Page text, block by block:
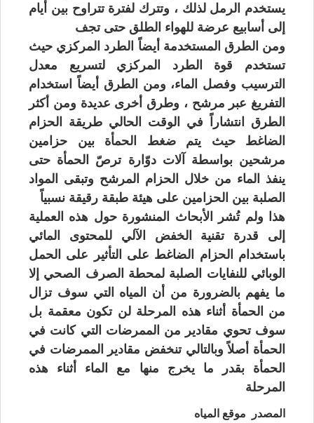
يستخدم الرمل لذلك ، وتترك لفترة تتراوح بين أيام
إلى أسابيع عرضة للهواء الطلق حتى تجف
ومن الطرق المستخدمة أيضاً الطرد المركزي حيث
تستخدم قوة الطرد المركزي لتسريع معدل
الترسيب وفصل الماء، ومن الطرق أيضاً استخدام
التفريغ عبر مرشح ، وطرق أخرى عديدة ومن أكثر
الطرق انتشاراً في الوقت الحالي طريقة الحزام
الضاغط حيث يتم ضغط الحمأة بين حزامين
مرشحين بواسطة آلات دوّارة ترصّ الحمأة حتى
ينفذ الماء من خلال الحزام المرشح وتبقى المواد
الصلبة بين الحزامين على هيئة طبقة رقيقة نسبياً
هذا ولم تُشر الأبحاث المنشورة حول هذه العملية
إلى قدرة تقنية الخفض الآلي للمحتوى المائي
باستخدام الحزام الضاغط على التأثير على الحمل
الوبائي للنفايات الصلبة لمحطة الصرف الصحي إلا
ما يفهم بالضرورة من أن المياه التي سوف تزال
من الحمأة أثناء هذه المرحلة لن تكون معقمة بل
سوف تحوي مقادير من الممرضات التي كانت في
الحمأة أصلاً وبالتالي تنخفض مقادير الممرضات في
الحمأة بقدر ما يخرج منها مع الماء أثناء هذه
المرحلة
المصدر موقع المياه